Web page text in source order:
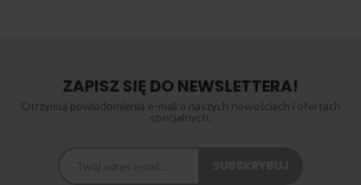
ZAPISZ SIĘ DO NEWSLETTERA!
Otrzymuj powiadomienia e-mail o naszych nowościach i ofertach
specjalnych.